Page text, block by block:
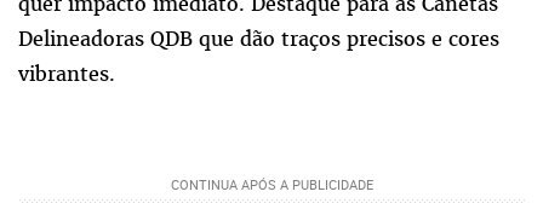
Delineadoras QDB que dão traços precisos e cores
vibrantes.